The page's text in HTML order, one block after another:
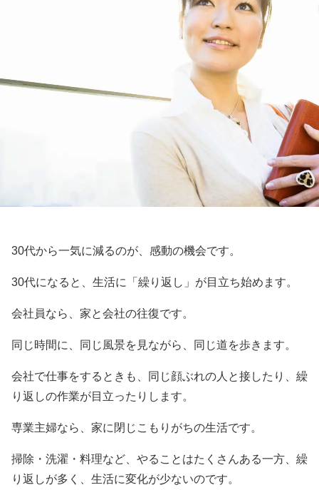
30代から一気に減るのが、感動の機会です。
30代になると、生活に「繰り返し」が目立ち始めます。
会社員なら、家と会社の往復です。
同じ時間に、同じ風景を見ながら、同じ道を歩きます。
会社で仕事をするときも、同じ顔ぶれの人と接したり、繰
り返しの作業が目立ったりします。
専業主婦なら、家に閉じこもりがちの生活です。
掃除・洗濯・料理など、やることはたくさんある一方、繰
り返しが多く、生活に変化が少ないのです。